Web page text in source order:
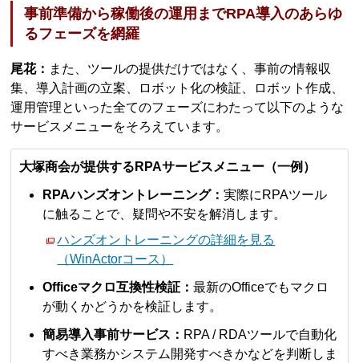
事前準備から稼働後の運用までRPA導入のあらゆ
るフェーズを網羅
尾花： また、ツールの提供だけではなく、事前の情報収
集、導入計画の立案、ロボット化の検証、ロボット作成、
運用管理といった全てのフェーズにわたって以下のような
サービスメニューをそろえています。
大塚商会が提供するRPAサービスメニュー（一例）
RPAハンズオントレーニング：実際にRPAツール
に触ることで、疑問や不安を解消します。
ハンズオントレーニングの詳細を見る
（WinActorコース）
Officeマクロ互換性検証：最新のOfficeでもマクロ
が動くかどうかを検証します。
簡易導入事前サービス： RPA / RDAツールで自動化
すべき業務かシステム開発すべきかなどを判断しま